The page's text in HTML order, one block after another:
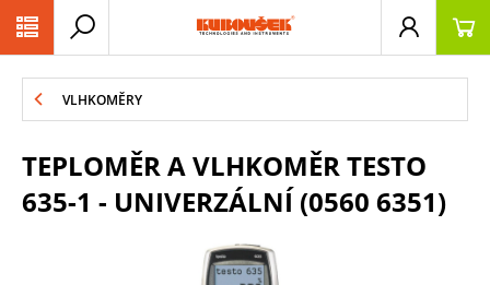
VLHKOMĚRY
TEPLOMĚR A VLHKOMĚR TESTO
635-1 - UNIVERZÁLNÍ (0560 6351)